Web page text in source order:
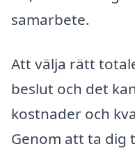
samarbete.
Att välja rätt
beslut och det
kostnader och
Genom att ta dig